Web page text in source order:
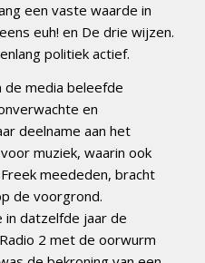
een vaste waarde in
euh! en De drie wijzen.
politiek actief.
media beleefde
en
deelname aan het
muziek, waarin ook
meededen, bracht
de voorgrond.
in datzelfde jaar de
2 met de oorwurm